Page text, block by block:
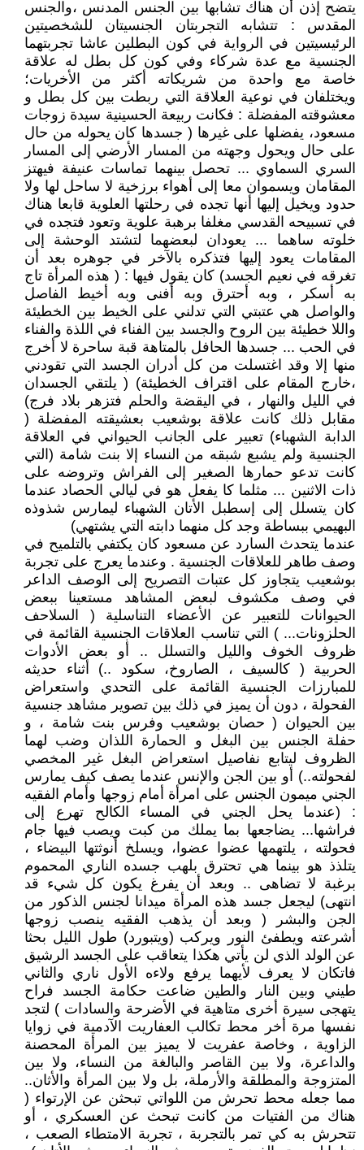
يتضح إذن أن هناك تشابها بين الجنس المدنس ،والجنس
المقدس : تتشابه التجربتان الجنسيتان للشخصيتين
الرئيسيتين في الرواية في كون البطلين عاشا تجربتهما
الجنسية مع عدة شركاء وفي كون كل بطل له علاقة
خاصة مع واحدة من شريكاته أكثر من الأخريات؛
ويختلفان في نوعية العلاقة التي ربطت بين كل بطل و
معشوقته المفضلة : فكانت ربيعة الحسينية سيدة زوجات
مسعود، يفضلها على غيرها ( جسدها كان يحوله من حال
على حال ويحول وجهته من المسار الأرضي إلى المسار
السري السماوي ... تحصل بينهما تماسات عنيفة فيهتز
المقامان ويسموان معا إلى أهواء برزخية لا ساحل لها ولا
حدود ويخيل إليها أنها تجده في رحلتها العلوية قابعا هناك
في تسبيحه القدسي مغلفا برهبة علوية وتعود فتجده في
خلوته ساهما ... يعودان لبعضهما لتشتد الوحشة إلى
المقامات يعود إليها فتذكره بالآخر في جوهره بعد أن
تغرقه في نعيم الجسد) كان يقول فيها : ( هذه المرأة تاج
به أسكر ، وبه أحترق وبه أفنى وبه أخيط الفاصل
والواصل هي عتبتي التي تدلني على الخيط بين الخطيئة
واللا خطيئة بين الروح والجسد بين الفناء في اللذة والفناء
في الحب ... جسدها الحافل بالمتاهة قبة ساحرة لا أخرج
منها إلا وقد اغتسلت من كل أدران الجسد التي تقودني
،خارج المقام على اقتراف الخطيئة) ( يلتقي الجسدان
في الليل والنهار ، في اليقضة والحلم فتزهر بلاد فرج)
مقابل ذلك كانت علاقة بوشعيب بعشيقته المفضلة (
الدابة الشهباء) تعبير على الجانب الحيواني في العلاقة
الجنسية ولم يشبع شبقه من النساء إلا بنت شامة (التي
كانت تدعو حمارها الصغير إلى الفراش وتروضه على
ذات الاثنين ... مثلما كا يفعل هو في ليالي الحصاد عندما
كان يتسلل إلى إسطبل الأتان الشهباء ليمارس شذوذه
البهيمي ببساطة وجد كل منهما دابته التي يشتهي)
عندما يتحدث السارد عن مسعود كان يكتفي بالتلميح في
وصف طاهر للعلاقات الجنسية . وعندما يعرج على تجربة
بوشعيب يتجاوز كل عتبات التصريح إلى الوصف الداعر
في وصف مكشوف لبعض المشاهد مستعينا ببعض
الحيوانات للتعبير عن الأعضاء التناسلية ( السلاحف
الحلزونات... ) التي تناسب العلاقات الجنسية القائمة في
ظروف الخوف والليل والتسلل .. أو بعض الأدوات
الحربية ( كالسيف ، الصاروخ، سكود ..) أثناء حديثه
للمبارزات الجنسية القائمة على التحدي واستعراض
الفحولة ، دون أن يميز في ذلك بين تصوير مشاهد جنسية
بين الحيوان ( حصان بوشعيب وفرس بنت شامة ، و
حفلة الجنس بين البغل و الحمارة اللذان وضب لهما
الظروف ليتابع نفاصيل استعراض البغل غير المخصي
لفحولته..) أو بين الجن والإنس عندما يصف كيف يمارس
الجني ميمون الجنس على امرأة أمام زوجها وأمام الفقيه
: (عندما يحل الجني في المساء الكالح تهرع إلى
فراشها... يضاجعها بما يملك من كبت ويصب فيها جام
فحولته ، يلتهمها عضوا عضوا، ويسلخ أنوثتها البيضاء ،
يتلذذ هو بينما هي تحترق بلهب جسده الناري المحموم
برغبة لا تضاهى .. وبعد أن يفرغ يكون كل شيء قد
انتهى) ليجعل جسد هذه المرأة ميدانا لجنس الذكور من
الجن والبشر ( وبعد أن يذهب الفقيه ينصب زوجها
أشرعته ويطفئ النور ويركب (ويتبورد) طول الليل بحثا
عن الولد الذي لن يأتي هكذا يتعاقب على الجسد الرشيق
فاتكان لا يعرف لأيهما يرفع ولاءه الأول ناري والثاني
طيني وبين النار والطين ضاعت حكامة الجسد فراح
يتهجى سيرة أخرى متاهية في الأضرحة والسادات ) لتجد
نفسها مرة أخر محط تكالب العفاريت الآدمية في زوايا
الزاوية ، وخاصة عفريت لا يميز بين المرأة المحصنة
والداعرة، ولا بين القاصر والبالغة من النساء، ولا بين
المتزوجة والمطلقة والأرملة، بل ولا بين المرأة والأثان..
مما جعله محط تحرش من اللواتي تبحثن عن الإرتواء (
هناك من الفتيات من كانت تبحث عن العسكري ، أو
تتحرش به كي تمر بالتجربة ، تجربة الامتطاء الصعب ،